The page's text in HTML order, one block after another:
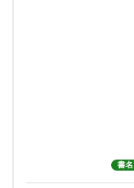
書名